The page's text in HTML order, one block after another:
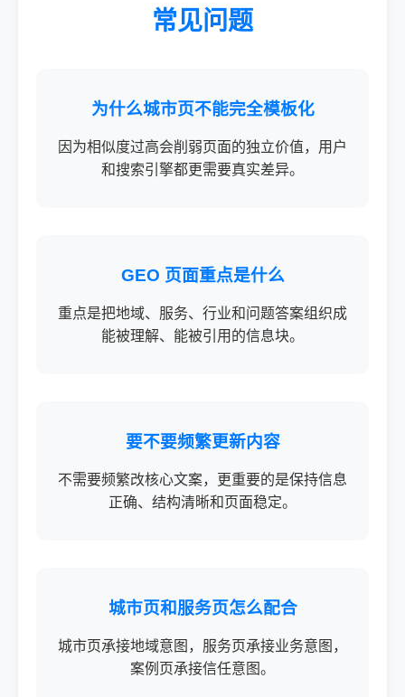
常见问题
为什么城市页不能完全模板化
因为相似度过高会削弱页面的独立价值，用户
和搜索引擎都更需要真实差异。
GEO 页面重点是什么
重点是把地域、服务、行业和问题答案组织成
能被理解、能被引用的信息块。
要不要频繁更新内容
不需要频繁改核心文案，更重要的是保持信息
正确、结构清晰和页面稳定。
城市页和服务页怎么配合
城市页承接地域意图，服务页承接业务意图，
案例页承接信任意图。